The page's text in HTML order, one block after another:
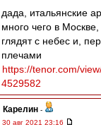
дада, итальянские
много чего в
глядят с небес и,
плечами
https://tenor.com/
4529582
Карелин -
30 авг 2021 23:16